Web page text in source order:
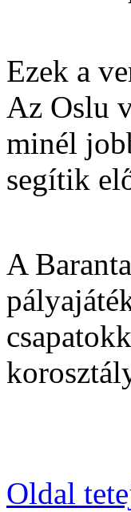
Ezek a
Az Oslu
minél
segítik
A
Oldal